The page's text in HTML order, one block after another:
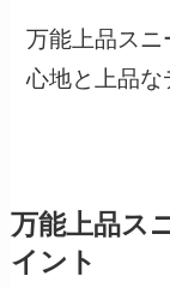
万能上品スニ
心地と上品な
万能上品ス
イント